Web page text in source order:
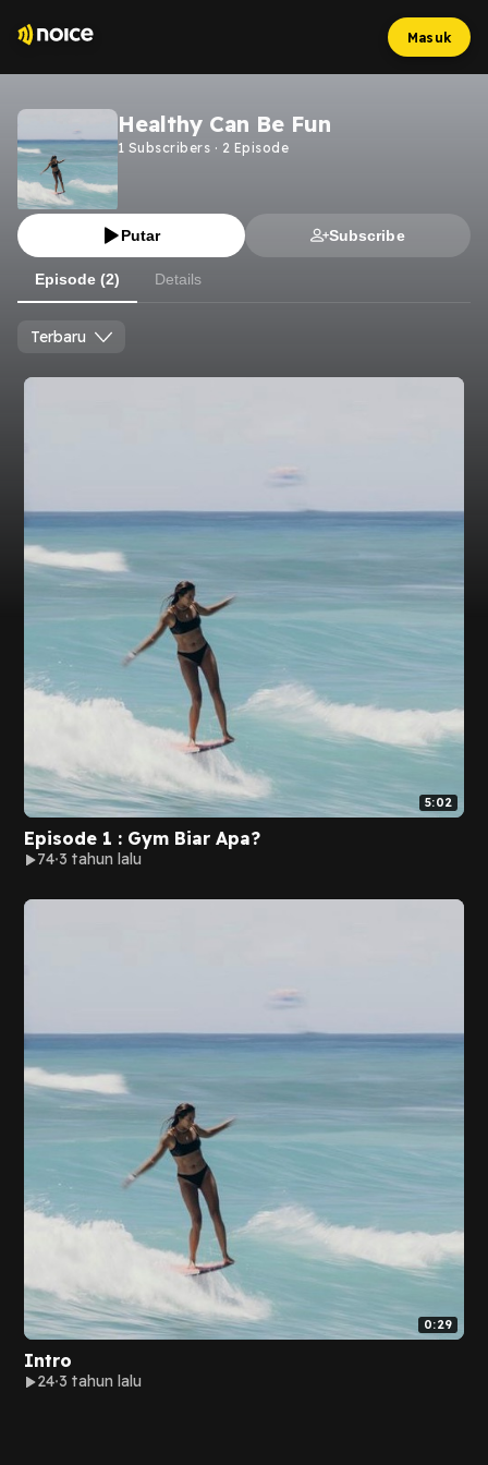
Masuk
Healthy Can Be Fun
1 Subscribers · 2 Episode
Putar Subscribe
Episode (2) Details
Terbaru
5:02
Episode 1 : Gym Biar Apa?
74 3 tahun lalu
0:29
Intro
24 3 tahun lalu